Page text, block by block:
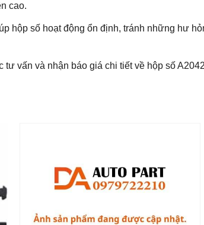
cao.
hộp số hoạt động ổn định, tránh những hư
vấn và nhận báo giá chi tiết về hộp số